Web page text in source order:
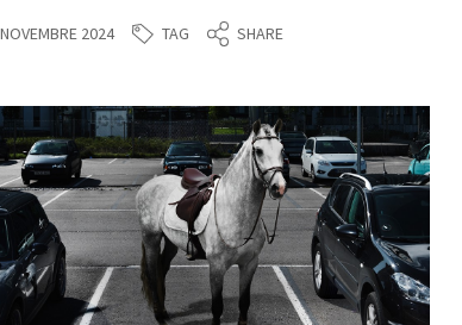
2024 TAG SHARE